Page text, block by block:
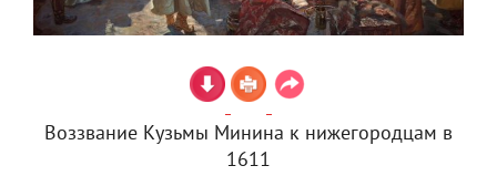
Воззвание Кузьмы Минина к нижегородцам в
1611